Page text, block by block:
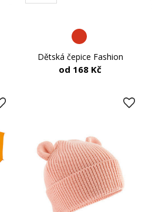
Dětská čepice Fashion
od 168 Kč